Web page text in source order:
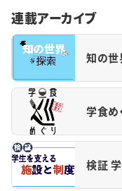
連載アーカイブ
知の世
学食め
検証